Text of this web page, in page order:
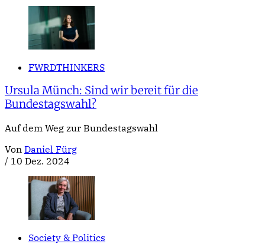
FWRDTHINKERS
Ursula Münch: Sind wir bereit für die
Bundestagswahl?
Auf dem Weg zur Bundestagswahl
Von Daniel Fürg
/ 10 Dez. 2024
Society & Politics